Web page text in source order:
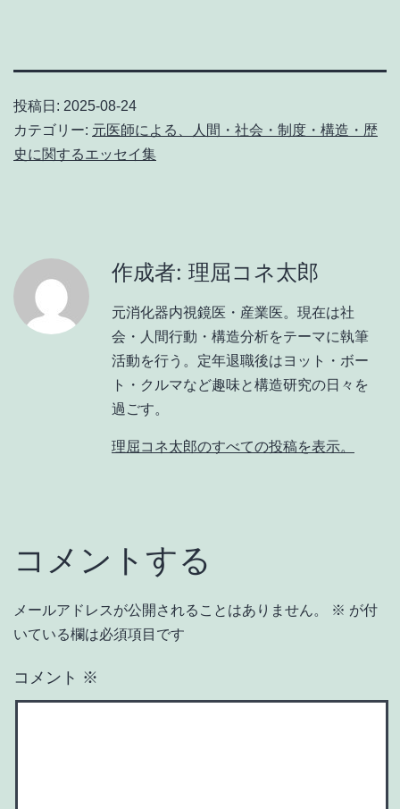
投稿日: 2025-08-24
カテゴリー: 元医師による、人間・社会・制度・構造・歴
史に関するエッセイ集
作成者: 理屈コネ太郎
元消化器内視鏡医・産業医。現在は社
会・人間行動・構造分析をテーマに執筆
活動を行う。定年退職後はヨット・ボー
ト・クルマなど趣味と構造研究の日々を
過ごす。
理屈コネ太郎のすべての投稿を表示。
コメントする
メールアドレスが公開されることはありません。 ※ が付
いている欄は必須項目です
コメント ※